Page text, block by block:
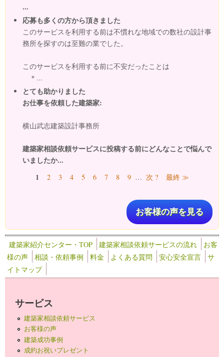
...
応募も多くの方から頂きました
このサービスを利用する前は不慣れな地域での数社の設計事
務所を探すのは至難の業でした。
このサービスを利用する前に不安だったことは
＊...
とても助かりました
お仕事を依頼した建築家:
横山武志建築設計事務所
建築家相談依頼サービスに投稿する前にどんなことで悩んで
いましたか...
ページ1 2 3 4 5 6 7 8 9 … 次 ? 最終 ≫
お客様の声を見る
建築家紹介センター・TOP 建築家相談依頼サービスの流れ
お客
様の声
相談・依頼事例 料金 よくある質問 安心安全宣言
サ
イトマップ
サービス
建築家相談依頼サービス
お客様の声
建築成功事例
成約お祝いプレゼント